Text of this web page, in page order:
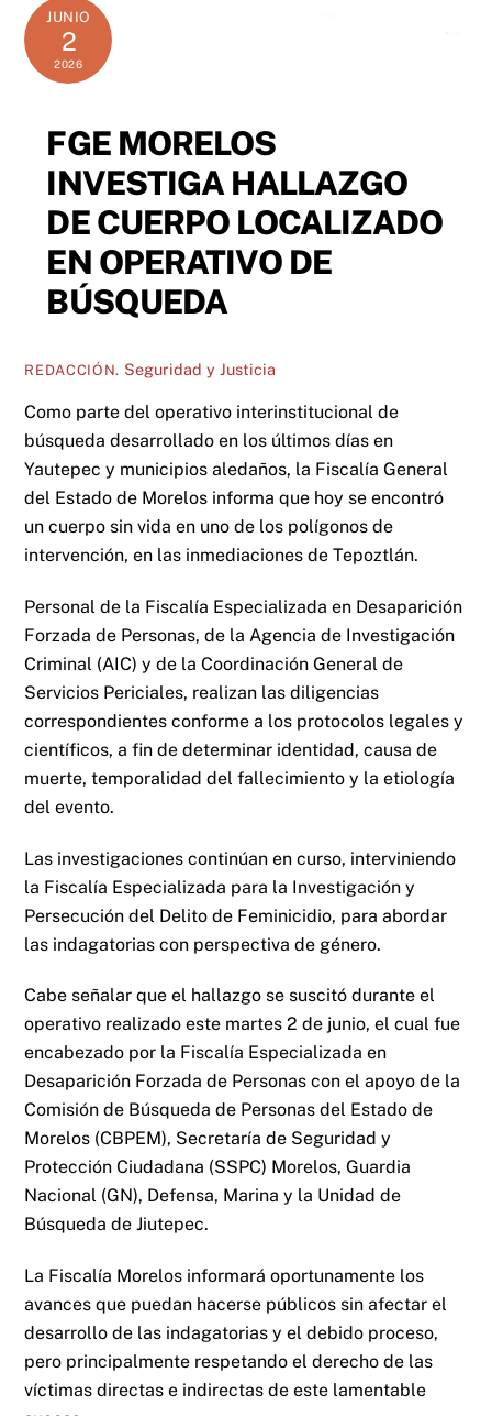
JUNIO
2
2026
FGE MORELOS
INVESTIGA HALLAZGO
DE CUERPO LOCALIZADO
EN OPERATIVO DE
BÚSQUEDA
REDACCIÓN. Seguridad y Justicia
Como parte del operativo interinstitucional de
búsqueda desarrollado en los últimos días en
Yautepec y municipios aledaños, la Fiscalía General
del Estado de Morelos informa que hoy se encontró
un cuerpo sin vida en uno de los polígonos de
intervención, en las inmediaciones de Tepoztlán.
Personal de la Fiscalía Especializada en Desaparición
Forzada de Personas, de la Agencia de Investigación
Criminal (AIC) y de la Coordinación General de
Servicios Periciales, realizan las diligencias
correspondientes conforme a los protocolos legales y
científicos, a fin de determinar identidad, causa de
muerte, temporalidad del fallecimiento y la etiología
del evento.
Las investigaciones continúan en curso, interviniendo
la Fiscalía Especializada para la Investigación y
Persecución del Delito de Feminicidio, para abordar
las indagatorias con perspectiva de género.
Cabe señalar que el hallazgo se suscitó durante el
operativo realizado este martes 2 de junio, el cual fue
encabezado por la Fiscalía Especializada en
Desaparición Forzada de Personas con el apoyo de la
Comisión de Búsqueda de Personas del Estado de
Morelos (CBPEM), Secretaría de Seguridad y
Protección Ciudadana (SSPC) Morelos, Guardia
Nacional (GN), Defensa, Marina y la Unidad de
Búsqueda de Jiutepec.
La Fiscalía Morelos informará oportunamente los
avances que puedan hacerse públicos sin afectar el
desarrollo de las indagatorias y el debido proceso,
pero principalmente respetando el derecho de las
víctimas directas e indirectas de este lamentable